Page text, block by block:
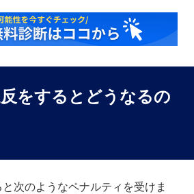
をするとどうなるの
次のようなペナルティを受けま